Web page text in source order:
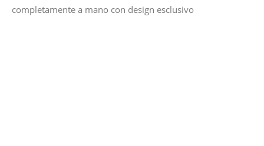
completamente a mano con design esclusivo